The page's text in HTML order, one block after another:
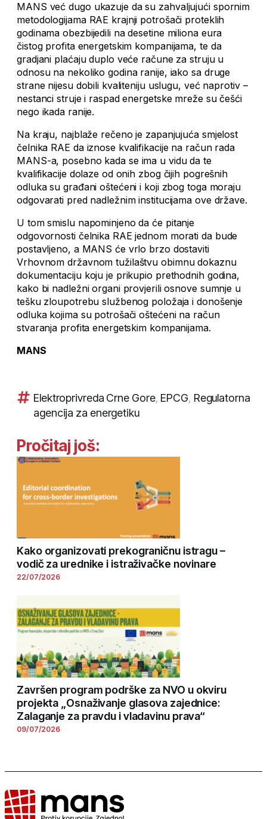
MANS već dugo ukazuje da su zahvaljujući spornim
metodologijama RAE krajnji potrošači proteklih
godinama obezbijedili na desetine miliona eura
čistog profita energetskim kompanijama, te da
gradjani plaćaju duplo veće račune za struju u
odnosu na nekoliko godina ranije, iako sa druge
strane nijesu dobili kvaliteniju uslugu, već naprotiv –
nestanci struje i raspad energetske mreže su češći
nego ikada ranije.
Na kraju, najblaže rečeno je zapanjujuća smjelost
čelnika RAE da iznose kvalifikacije na račun rada
MANS-a, posebno kada se ima u vidu da te
kvalifikacije dolaze od onih zbog čijih pogrešnih
odluka su građani oštećeni i koji zbog toga moraju
odgovarati pred nadležnim institucijama ove države.
U tom smislu napominjeno da će pitanje
odgovornosti čelnika RAE jednom morati da bude
postavljeno, a MANS će vrlo brzo dostaviti
Vrhovnom državnom tužilaštvu obimnu dokaznu
dokumentaciju koju je prikupio prethodnih godina,
kako bi nadležni organi provjerili osnove sumnje u
tešku zloupotrebu službenog položaja i donošenje
odluka kojima su potrošači oštećeni na račun
stvaranja profita energetskim kompanijama.
MANS
Elektroprivreda Crne Gore, EPCG, Regulatorna
agencija za energetiku
Pročitaj još:
Kako organizovati prekograničnu istragu –
vodič za urednike i istraživačke novinare
22/07/2026
Završen program podrške za NVO u okviru
projekta „Osnaživanje glasova zajednice:
Zalaganje za pravdu i vladavinu prava“
09/07/2026